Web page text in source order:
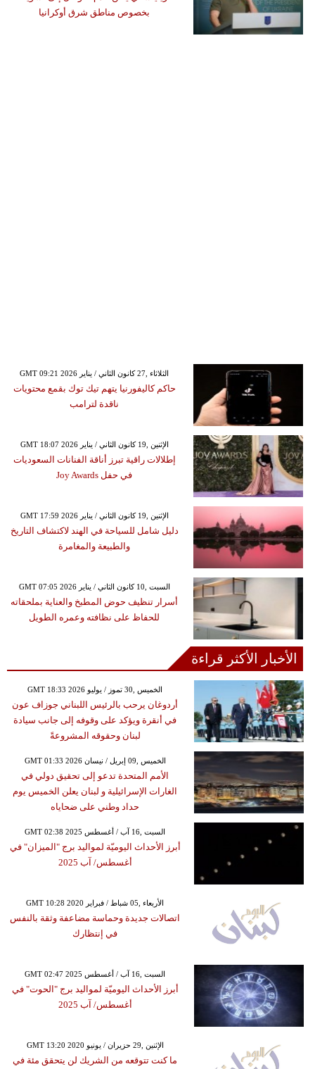
بخصوص مناطق شرق أوكرانيا
GMT 09:21 2026 الثلاثاء ,27 كانون الثاني / يناير
حاكم كاليفورنيا يتهم تيك توك بقمع محتويات
ناقدة لترامب
GMT 18:07 2026 الإثنين ,19 كانون الثاني / يناير
إطلالات راقية تبرز أناقة الفنانات السعوديات
في حفل Joy Awards
GMT 17:59 2026 الإثنين ,19 كانون الثاني / يناير
دليل شامل للسياحة في الهند لاكتشاف التاريخ
والطبيعة والمغامرة
GMT 07:05 2026 السبت ,10 كانون الثاني / يناير
أسرار تنظيف حوض المطبخ والعناية بملحقاته
للحفاظ على نظافته وعمره الطويل
الأخبار الأكثر قراءة
GMT 18:33 2026 الخميس ,30 تموز / يوليو
أردوغان يرحب بالرئيس اللبناني جوزاف عون
في أنقرة ويؤكد على وقوفه إلى جانب سيادة
لبنان وحقوقه المشروعةً
GMT 01:33 2026 الخميس ,09 إبريل / نيسان
الأمم المتحدة تدعو إلى تحقيق دولي في
الغارات الإسرائيلية و لبنان يعلن الخميس يوم
حداد وطني على ضحاياه
GMT 02:38 2025 السبت ,16 آب / أغسطس
أبرز الأحداث اليوميّة لمواليد برج "الميزان" في
أغسطس/ آب 2025
GMT 10:28 2020 الأربعاء ,05 شباط / فبراير
اتصالات جديدة وحماسة مضاعفة وثقة بالنفس
في إنتظارك
GMT 02:47 2025 السبت ,16 آب / أغسطس
أبرز الأحداث اليوميّة لمواليد برج "الحوت" في
أغسطس/ آب 2025
GMT 13:20 2020 الإثنين ,29 حزيران / يونيو
ما كنت تتوقعه من الشريك لن يتحقق مئة في